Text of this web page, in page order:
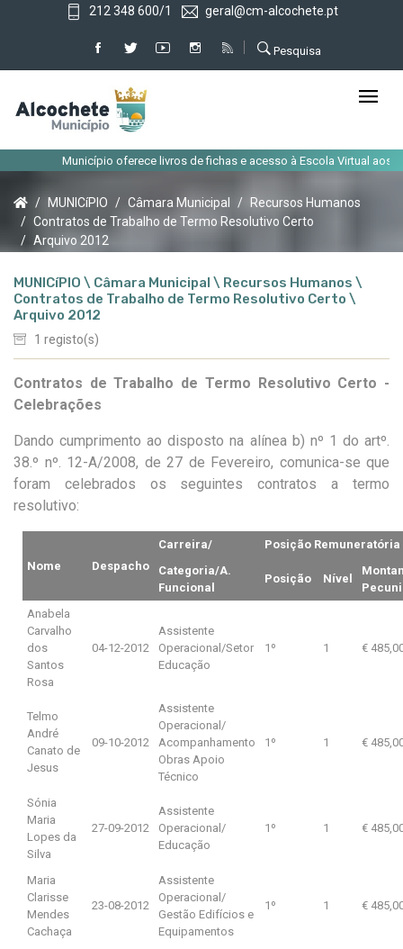
212 348 600/1 geral@cm-alcochete.pt
Pesquisa
Município oferece livros de fichas e acesso à Escola Virtual aos alunos
MUNICíPIO Câmara Municipal
Recursos Humanos
Contratos de Trabalho de Termo Resolutivo Certo
Arquivo 2012
MUNICíPIO \ Câmara Municipal \ Recursos Humanos \
Contratos de Trabalho de Termo Resolutivo Certo \
Arquivo 2012
1 registo(s)
Contratos de Trabalho de Termo Resolutivo Certo -
Celebrações
Dando cumprimento ao disposto na alínea b) nº 1 do artº.
38.º nº. 12-A/2008, de 27 de Fevereiro, comunica-se que
foram celebrados os seguintes contratos a termo
resolutivo:
Nome Despacho
Carreira/
Posição Remuneratória
Categoria/A.
Funcional
Posição Nível
Anabela
Carvalho
dos
Santos
Rosa
04-12-2012
Assistente
Operacional/Setor
Educação
1º 1 €
Telmo
André
Canato de
Jesus
09-10-2012
Assistente
Operacional/
Acompanhamento
Obras Apoio
Técnico
1º 1 €
Sónia
Maria
Lopes da
Silva
27-09-2012
Assistente
Operacional/
Educação
1º 1 €
Maria
Clarisse
Mendes
Cachaça
23-08-2012
Assistente
Operacional/
Gestão Edifícios e
Equipamentos
1º 1 €